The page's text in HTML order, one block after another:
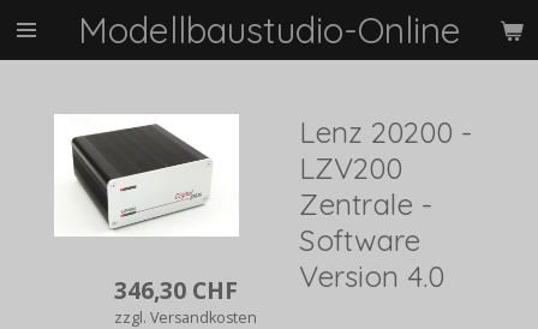
Zum
HauptinhaltModellbaustudio-Online
Lenz 20200 -
LZV200
Zentrale -
Software
Version 4.0
346,30 CHF
zzgl. Versandkosten